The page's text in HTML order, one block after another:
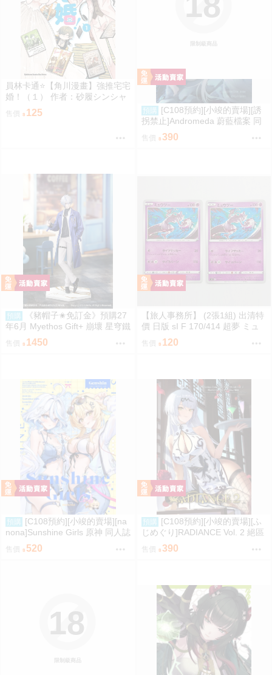
員林卡通⭐️【角川漫畫】強推宅宅
婚！（１） 作者：砂履シンシャ
(附尼采書套)
125
限制級商品
預購
[C108預約][小竣的賣場][誘
拐禁止]Andromeda 蔚藍檔案 同
人誌id=3727344
390
預購
《豬帽子✬免訂金》預購27
年6月 Myethos Gift+ 崩壞 星穹鐵
道 白厄 列車環遊記Ver 1/8 1011
售價 1450
【旅人事務所】 (2張1組) 出清特
價 日版 sI F 170/414 超夢 ミュ
ウツー PTCG 寶可夢 卡牌【原售
價480元 特價120元】
售價 120
預購
[C108預約][小竣的賣場][na
nona]Sunshine Girls 原神 同人誌
id=3774614
520
預購
[C108預約][小竣的賣場][ふ
じめぐり]RADIANCE Vol. 2 絕區
零 同人誌id=3755087
390
限制級商品
18